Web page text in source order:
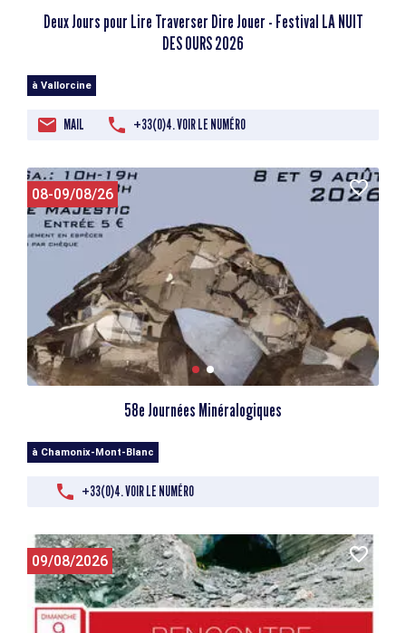
Deux Jours pour Lire Traverser Dire Jouer - Festival LA NUIT
DES OURS 2026
à Vallorcine
MAIL +33(0)4. VOIR LE NUMÉRO
08-09/08/26
58e Journées Minéralogiques
à Chamonix-Mont-Blanc
+33(0)4. VOIR LE NUMÉRO
09/08/2026